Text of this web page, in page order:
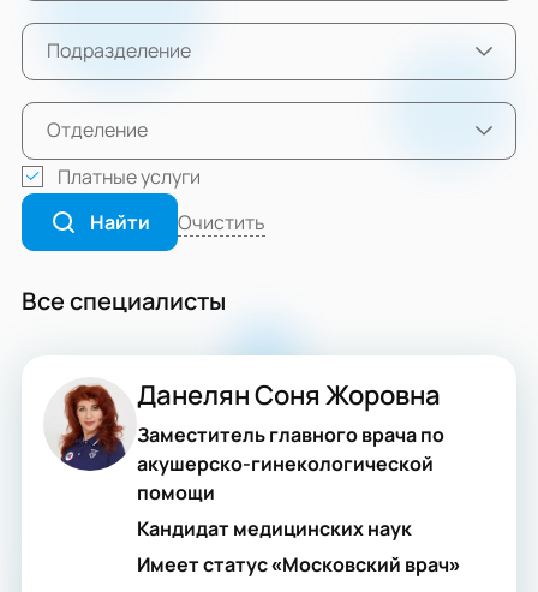
Подразделение
Отделение
Платные услуги
Найти
Очистить
Все специалисты
Данелян Соня Жоровна
Заместитель главного врача по
акушерско-гинекологической
помощи
Кандидат медицинских наук
Имеет статус «Московский врач»